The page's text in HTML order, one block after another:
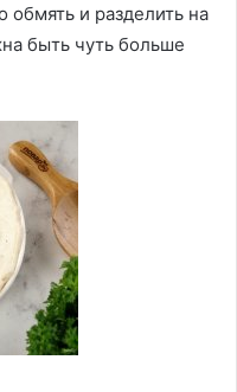
и разделить на
быть чуть больше